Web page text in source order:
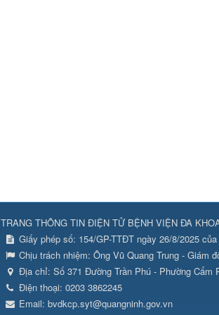
TRANG THÔNG TIN ĐIỆN TỬ BỆNH VIỆN ĐA
Giấy phép số: 154/GP-TTĐT ngày 26/8/2025
Chịu trách nhiệm: Ông Vũ Quang Trung - Giám
Địa chỉ: Số 371 Đường Trần Phú - Phường Cẩm
Điện thoại: 0203 3862245
Email: bvdkcp.syt@quangninh.gov.vn